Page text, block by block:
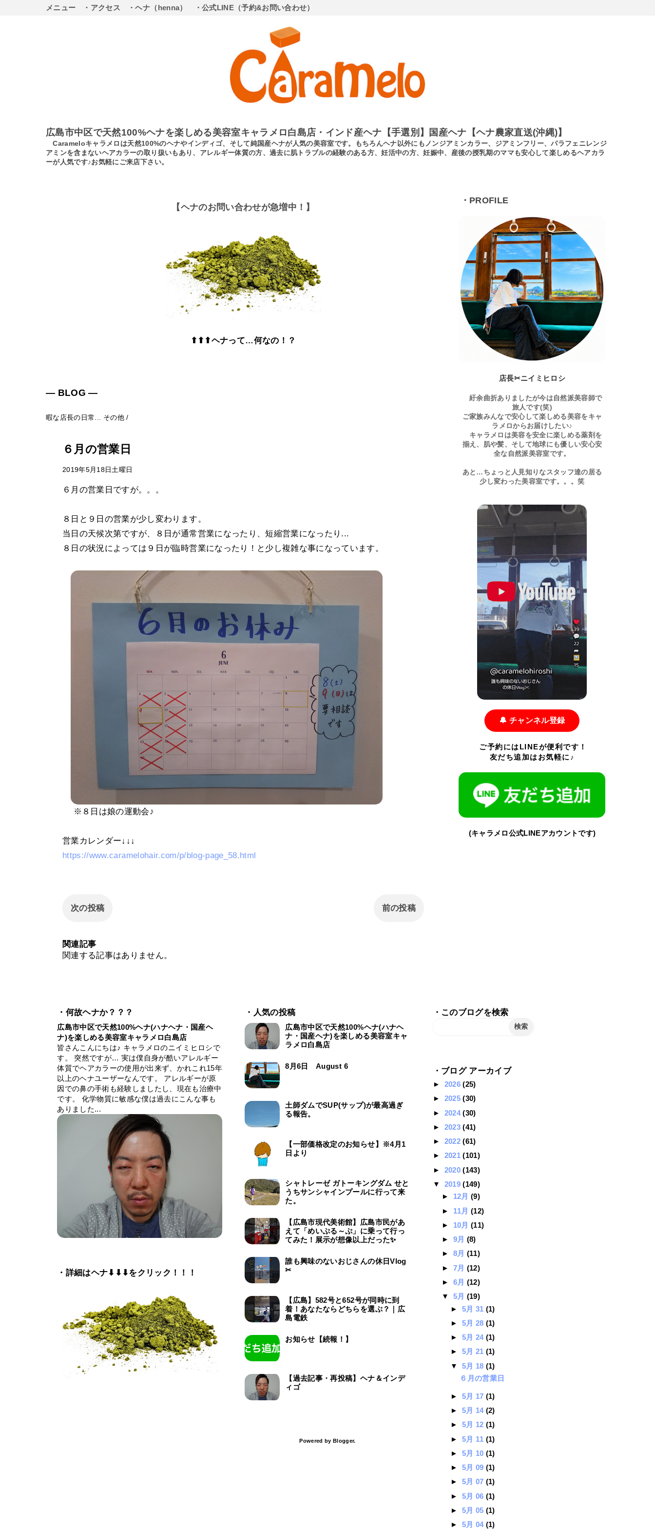
メニュー ・アクセス ・ヘナ（henna） ・公式LINE（予約&お問い合わせ）
広島市中区で天然100%ヘナを楽しめる美容室キャラメロ白島店・インド産ヘナ【手選別】国産ヘナ【ヘナ農家直送(沖縄)】
Carameloキャラメロは天然100%のヘナやインディゴ、そして純国産ヘナが人気の美容室です。もちろんヘナ以外にもノンジアミンカラー、ジアミンフリー、パラフェニレンジ
アミンを含まないヘアカラーの取り扱いもあり、アレルギー体質の方、過去に肌トラブルの経験のある方、妊活中の方、妊娠中、産後の授乳期のママも安心して楽しめるヘアカラ
ーが人気です♪お気軽にご来店下さい。
【ヘナのお問い合わせが急増中！】
⬆⬆⬆ヘナって…何なの！？
― BLOG ―
暇な店長の日常... その他/
６月の営業日
2019年5月18日土曜日
６月の営業日ですが。。。
８日と９日の営業が少し変わります。
当日の天候次第ですが、８日が通常営業になったり、短縮営業になったり...
８日の状況によっては９日が臨時営業になったり！と少し複雑な事になっています。
※８日は娘の運動会♪
営業カレンダー↓↓↓
https://www.caramelohair.com/p/blog-page_58.html
次の投稿 前の投稿
関連記事
関連する記事はありません。
・PROFILE
店長✂ニイミヒロシ
紆余曲折ありましたが今は自然派美容師で
旅人です(笑)
ご家族みんなで安心して楽しめる美容をキャ
ラメロからお届けしたい♪
キャラメロは美容を安全に楽しめる薬剤を
揃え、肌や髪、そして地球にも優しい安心安
全な自然派美容室です。
あと…ちょっと人見知りなスタッフ達の居る
少し変わった美容室です。。。笑
🔔 チャンネル登録
ご予約にはLINEが便利です！
友だち追加はお気軽に♪
(キャラメロ公式LINEアカウントです)
・何故ヘナか？？？
広島市中区で天然100%ヘナ(ハナヘナ・国産ヘ
ナ)を楽しめる美容室キャラメロ白島店
皆さんこんにちは♪ キャラメロのニイミヒロシで
す。 突然ですが… 実は僕自身が酷いアレルギー
体質でヘアカラーの使用が出来ず、かれこれ15年
以上のヘナユーザーなんです。 アレルギーが原
因での鼻の手術も経験しましたし、現在も治療中
です。 化学物質に敏感な僕は過去にこんな事も
ありました...
・詳細はヘナ⬇⬇⬇をクリック！！！
・人気の投稿
広島市中区で天然100%ヘナ(ハナヘ
ナ・国産ヘナ)を楽しめる美容室キャ
ラメロ白島店
8月6日 August 6
土師ダムでSUP(サップ)が最高過ぎ
る報告。
【一部価格改定のお知らせ】※4月1
日より
シャトレーゼ ガトーキングダム せと
うちサンシャインプールに行って来
た。
【広島市現代美術館】広島市民があ
えて「めいぷる～ぷ」に乗って行っ
てみた！展示が想像以上だった✨
誰も興味のないおじさんの休日Vlog
✂
【広島】582号と652号が同時に到
着！あなたならどちらを選ぶ？｜広
島電鉄
お知らせ【続報！】
【過去記事・再投稿】ヘナ＆インデ
ィゴ
Powered by Blogger.
・このブログを検索
・ブログ アーカイブ
► 2026(25)
► 2025(30)
► 2024(30)
► 2023(41)
► 2022(61)
► 2021(101)
► 2020(143)
▼ 2019(149)
► 12月(9)
► 11月(12)
► 10月(11)
► 9月 (8)
► 8月 (11)
► 7月 (12)
► 6月 (12)
▼ 5月 (19)
► 5月 31 (1)
► 5月 28 (1)
► 5月 24 (1)
► 5月 21 (1)
▼ 5月 18 (1)
６月の営業日
► 5月 17 (1)
► 5月 14 (2)
► 5月 12 (1)
► 5月 11 (1)
► 5月 10 (1)
► 5月 09 (1)
► 5月 07 (1)
► 5月 06 (1)
► 5月 05 (1)
► 5月 04 (1)